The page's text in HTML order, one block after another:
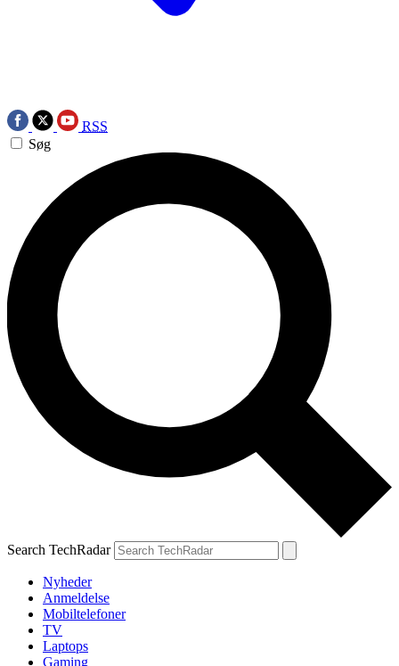
RSS
Søg
Search TechRadar
Nyheder
Anmeldelse
Mobiltelefoner
TV
Laptops
Gaming